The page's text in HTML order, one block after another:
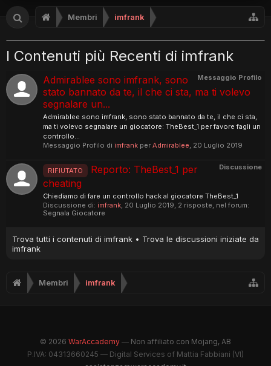
Membri imfrank
I Contenuti più Recenti di imfrank
Messaggio Profilo
Admirablee sono imfrank, sono
stato bannato da te, il che ci sta, ma ti volevo
segnalare un...
Admirablee sono imfrank, sono stato bannato da te, il che ci sta,
ma ti volevo segnalare un giocatore: TheBest_1 per favore fagli un
controllo...
Messaggio Profilo di imfrank per Admirablee, 20 Luglio 2019
Discussione
RIFIUTATO
Reporto: TheBest_1 per
cheating
Chiediamo di fare un controllo hack al giocatore TheBest_1
Discussione di: imfrank, 20 Luglio 2019, 2 risposte, nel forum:
Segnala Giocatore
Trova tutti i contenuti di imfrank
Trova le discussioni iniziate da
imfrank
Membri imfrank
© 2026 WarAccademy — Non affiliato con Mojang, AB
P.IVA: 04313660245 — Digital Services of Mattia Fabbiani (VI)